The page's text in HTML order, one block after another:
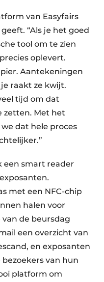
van Easyfairs
“Als je het goed
tool om te zien
oplevert.
Aantekeningen
raakt ze kwijt.
tijd om dat
zetten. Met het
dat hele proces
een smart reader
met een NFC-chip
halen voor
de beursdag
een overzicht van
en exposanten
van hun
platform om